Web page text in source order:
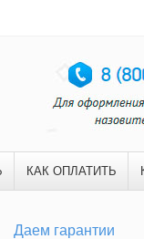
КАК ОПЛАТИТЬ
Даем гарантии